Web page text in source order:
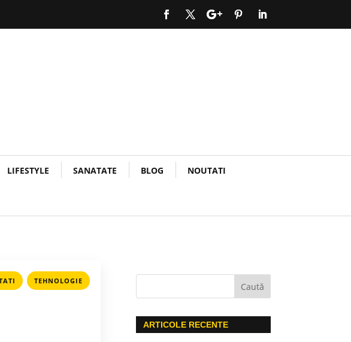
LIFESTYLE SANATATE BLOG NOUTATI
, TEHNOLOGIE
ARTICOLE RECENTE